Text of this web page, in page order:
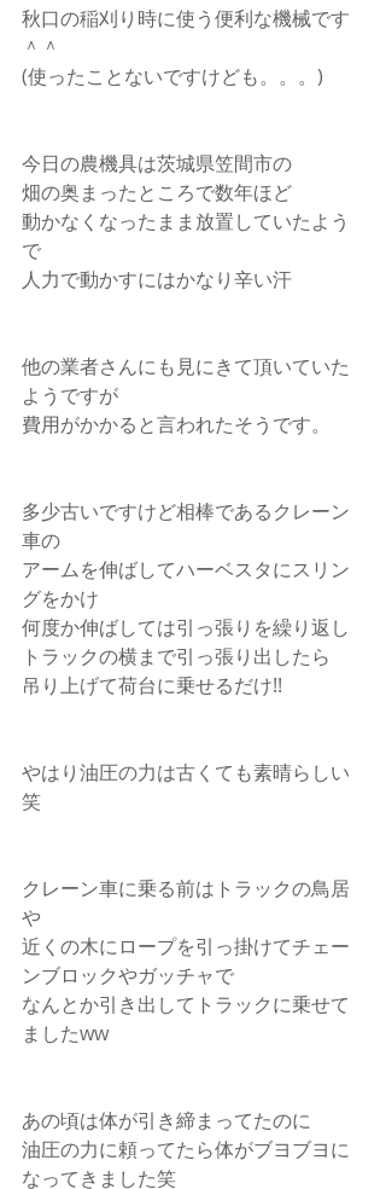
秋口の稲刈り時に使う便利な機械です
＾＾
(使ったことないですけども。。。)
今日の農機具は茨城県笠間市の
畑の奥まったところで数年ほど
動かなくなったまま放置していたよう
で
人力で動かすにはかなり辛い汗
他の業者さんにも見にきて頂いていた
ようですが
費用がかかると言われたそうです。
多少古いですけど相棒であるクレーン
車の
アームを伸ばしてハーベスタにスリン
グをかけ
何度か伸ばしては引っ張りを繰り返し
トラックの横まで引っ張り出したら
吊り上げて荷台に乗せるだけ!!
やはり油圧の力は古くても素晴らしい
笑
クレーン車に乗る前はトラックの鳥居
や
近くの木にロープを引っ掛けてチェー
ンブロックやガッチャで
なんとか引き出してトラックに乗せて
ましたww
あの頃は体が引き締まってたのに
油圧の力に頼ってたら体がブヨブヨに
なってきました笑